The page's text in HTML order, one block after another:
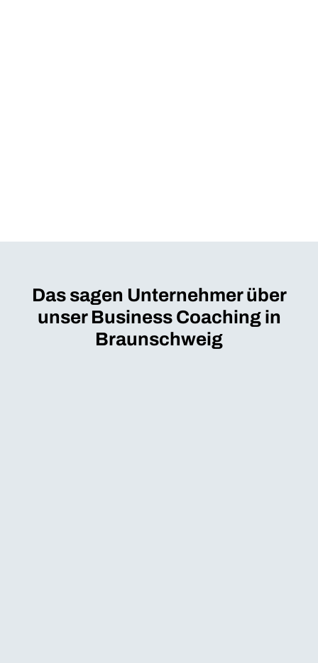
Das sagen Unternehmer über
unser Business Coaching in
Braunschweig